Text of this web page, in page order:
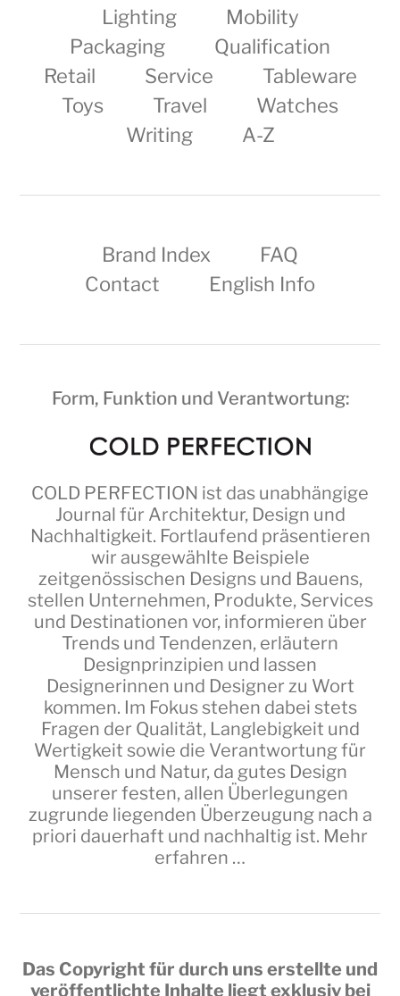
Lighting
Mobility
Packaging
Qualification
Retail
Service
Tableware
Toys
Travel
Watches
Writing
A-Z
Brand Index
FAQ
Contact
English Info
Form, Funktion und Verantwortung:
COLD PERFECTION ist das unabhängige
Journal für Architektur, Design und
Nachhaltigkeit. Fortlaufend präsentieren
wir ausgewählte Beispiele
zeitgenössischen Designs und Bauens,
stellen Unternehmen, Produkte, Services
und Destinationen vor, informieren über
Trends und Tendenzen, erläutern
Designprinzipien und lassen
Designerinnen und Designer zu Wort
kommen. Im Fokus stehen dabei stets
Fragen der Qualität, Langlebigkeit und
Wertigkeit sowie die Verantwortung für
Mensch und Natur, da gutes Design
unserer festen, allen Überlegungen
zugrunde liegenden Überzeugung nach a
priori dauerhaft und nachhaltig ist. Mehr
erfahren …
Das Copyright für durch uns erstellte und
veröffentlichte Inhalte liegt exklusiv bei